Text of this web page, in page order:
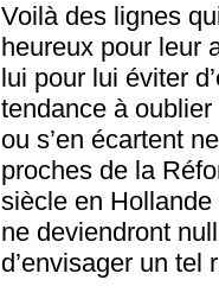
Voilà des lignes
heureux pour leur
lui pour lui éviter
tendance à
ou s’en écartent
proches de la
siècle en
ne deviendront
d’envisager un tel